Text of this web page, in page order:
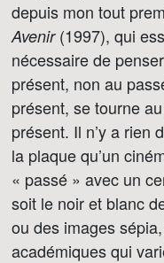
depuis mon tout
Avenir(1997), qui
nécessaire de
présent, non au
présent, se tourne
présent. Il n’y a rien
la plaque qu’un
« passé » avec un
soit le noir et blanc
ou des images
académiques qui